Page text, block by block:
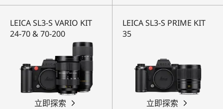
LEICA SL3-S VARIO KIT
24-70 & 70-200
立即探索
LEICA SL3-S PRIME KIT
35
立即探索